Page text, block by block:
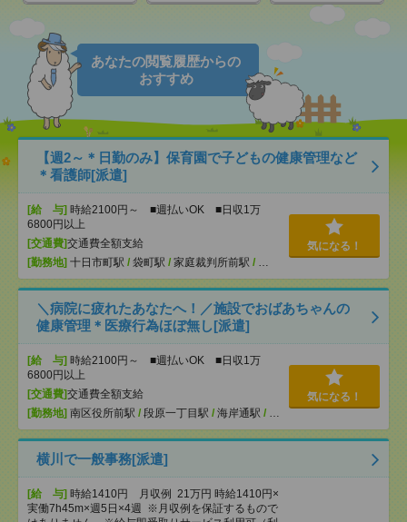
あなたの閲覧履歴からの
おすすめ
【週2～＊日勤のみ】保育園で子どもの健康管理など
＊看護師[派遣]
[給 与] 時給2100円～ ■週払いOK ■日収1万
6800円以上
[交通費]交通費全額支給
[勤務地] 十日市町駅 / 袋町駅 / 家庭裁判所前駅 / …
気になる！
＼病院に疲れたあなたへ！／施設でおばあちゃんの
健康管理＊医療行為ほぼ無し[派遣]
[給 与] 時給2100円～ ■週払いOK ■日収1万
6800円以上
[交通費]交通費全額支給
[勤務地] 南区役所前駅 / 段原一丁目駅 / 海岸通駅 / …
気になる！
横川で一般事務[派遣]
[給 与] 時給1410円 月収例 21万円 時給1410円×
実働7h45m×週5日×4週 ※月収例を保証するもので